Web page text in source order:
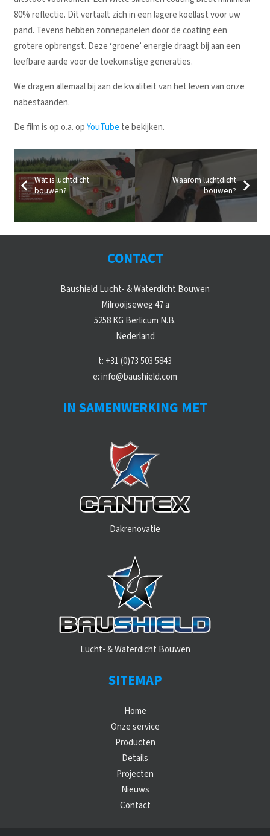
80% reflectie. Dit vertaalt zich in een lagere koellast voor uw
pand. Tevens hebben zonnepanelen door de coating een
grotere opbrengst. Deze ‘groene’ energie draagt bij aan een
leefbare aarde voor de toekomstige generaties.
We dragen allemaal bij aan de kwaliteit van het leven van onze
nabestaanden.
De film is op o.a. opYouTube te bekijken.
Wat is luchtdicht
bouwen?
Waarom luchtdicht
bouwen?
CONTACT
Baushield Lucht- & Waterdicht Bouwen
Milrooijseweg 47 a
5258 KG Berlicum N.B.
Nederland
t: +31 (0)73 503 5843
e:info@baushield.com
IN SAMENWERKING MET
Dakrenovatie
Lucht- & Waterdicht Bouwen
SITEMAP
Home
Onze service
Producten
Details
Projecten
Nieuws
Contact